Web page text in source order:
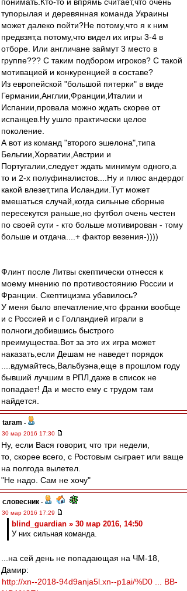
тупорылая и деревянная команда Украины
может далеко пойти?Не потому,что я к ним
предвзят,а потому,что видел их игры 3-4 в
отборе. Или англичане займут 3 место в
группе??? С таким подбором игроков? С такой
мотивацией и конкуренцией в составе?
Из европейской "большой пятерки" в виде
Германии,Англии,Франции,Италии и
Испании,провала можно ждать скорее от
испанцев.Ну ушло практически целое
поколение.
А вот из команд "второго эшелона",типа
Бельгии,Хорватии,Австрии и
Португалии,следует ждать минимум одного,а
то и 2-х полуфиналистов....Ну и плюс андердог
какой влезет,типа Исландии.Тут может
вмешаться случай,когда сильные сборные
пересекутся раньше,но футбол очень честен
по своей сути - кто больше мотивирован - тому
больше и отдача....+ фактор везения-))))
Флинт после Литвы скептически отнесся к
моему мнению по противостоянию России и
Франции. Скептицизма убавилось?
У меня было впечатление,что франки вообще
и с Россией и с Голландией играли в
полноги,добившись быстрого
преимущества.Вот за это их игра может
наказать,если Дешам не наведет порядок
....вдумайтесь,Вальбуэна,еще в прошлом году
бывший лучшим в РПЛ,даже в список не
попадает! Да и место ему с трудом там
найдется.
taram -
30 мар 2016 17:30
Ну, если Вася говорит, что три недели,
то, скорее всего, с Ростовым сыграет или ваще
на полгода вылетел.
"Не надо. Сам не хочу"
словесник -
30 мар 2016 17:29
blind_guardian » 30 мар 2016, 14:50
У них сильная команда.
...на сей день не попадающая на ЧМ-18,
Дамир:
http://xn--2018-94d9anja5l.xn--p1ai/%D0 ... BB-